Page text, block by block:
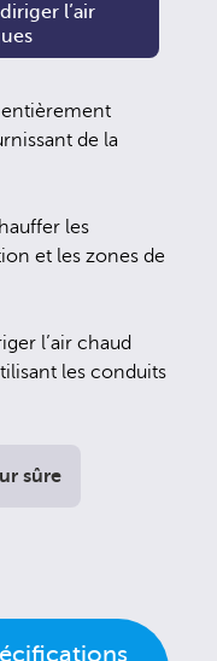
l’air
entièrement
de la
les
et les zones de
l’air chaud
les conduits
sûre